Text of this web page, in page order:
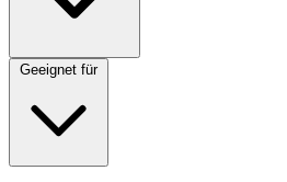
Geeignet für